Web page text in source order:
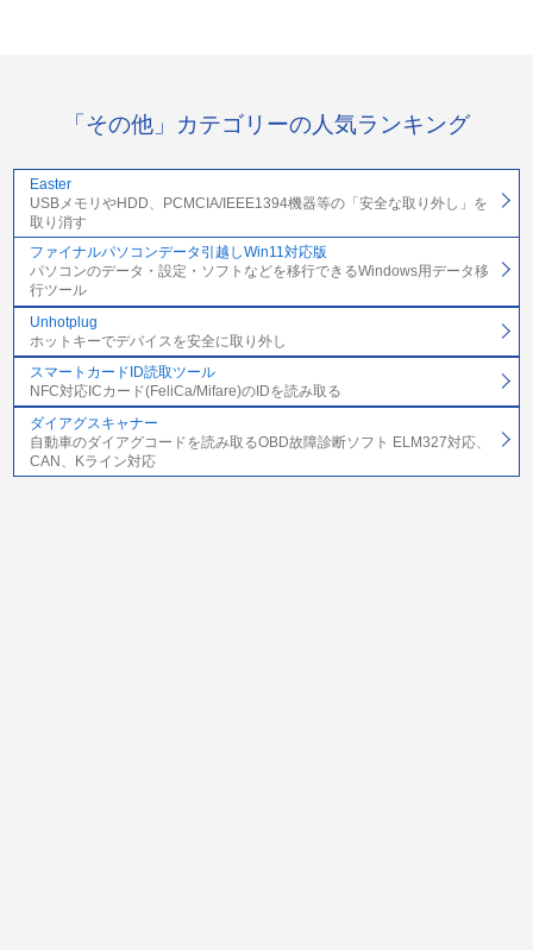
「その他」カテゴリーの人気ランキング
Easter
USBメモリやHDD、PCMCIA/IEEE1394機器等の「安全な取り外し」を
取り消す
ファイナルパソコンデータ引越しWin11対応版
パソコンのデータ・設定・ソフトなどを移行できるWindows用データ移
行ツール
Unhotplug
ホットキーでデバイスを安全に取り外し
スマートカードID読取ツール
NFC対応ICカード(FeliCa/Mifare)のIDを読み取る
ダイアグスキャナー
自動車のダイアグコードを読み取るOBD故障診断ソフト ELM327対応、
CAN、Kライン対応